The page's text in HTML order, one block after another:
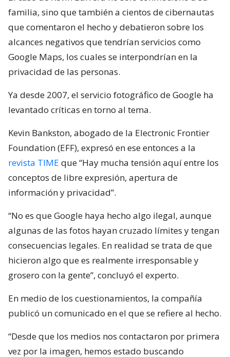
familia, sino que también a cientos de cibernautas
que comentaron el hecho y debatieron sobre los
alcances negativos que tendrían servicios como
Google Maps, los cuales se interpondrían en la
privacidad de las personas.
Ya desde 2007, el servicio fotográfico de Google ha
levantado críticas en torno al tema.
Kevin Bankston, abogado de la Electronic Frontier
Foundation (EFF), expresó en ese entonces a la
revista TIME que “Hay mucha tensión aquí entre los
conceptos de libre expresión, apertura de
información y privacidad”.
“No es que Google haya hecho algo ilegal, aunque
algunas de las fotos hayan cruzado límites y tengan
consecuencias legales. En realidad se trata de que
hicieron algo que es realmente irresponsable y
grosero con la gente”, concluyó el experto.
En medio de los cuestionamientos, la compañía
publicó un comunicado en el que se refiere al hecho.
“Desde que los medios nos contactaron por primera
vez por la imagen, hemos estado buscando